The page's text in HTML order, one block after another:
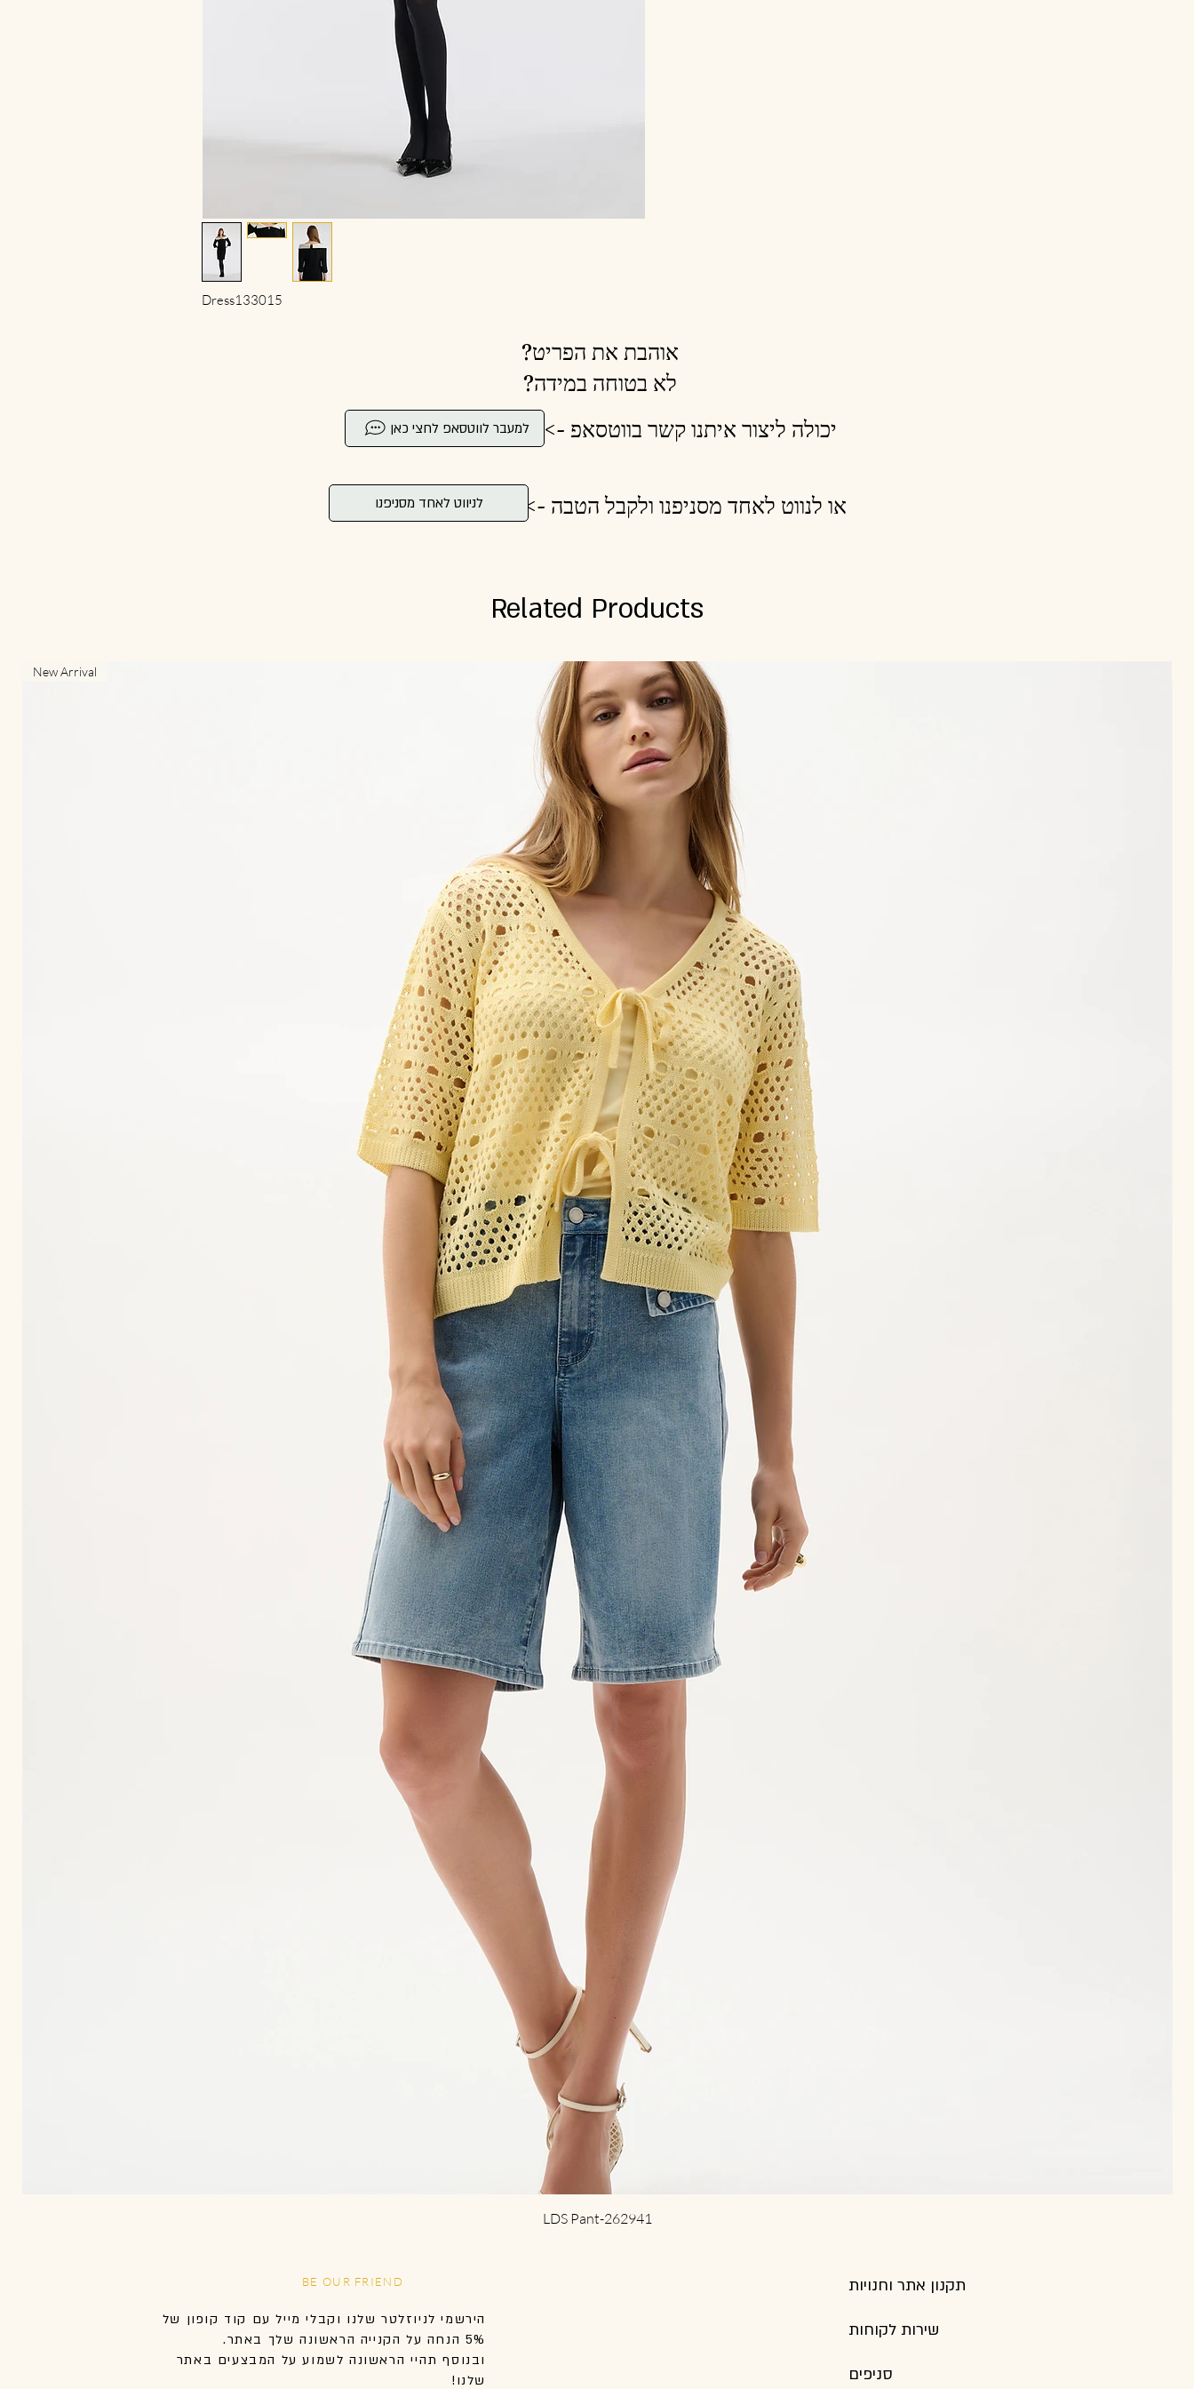
Dress133015
אוהבת את הפריט?
לא בטוחה במידה?
יכולה ליצור איתנו קשר בווטסאפ ->
למעבר לווטסאפ לחצי כאן
או לנווט לאחד מסניפנו ולקבל הטבה -> לניווט לאחד מסניפנו
Related Products
Quick View
New Arrival
LDS Pant-262941
BE OUR FRIEND
הירשמי לניוזלטר שלנו וקבלי מייל עם קוד קופון של
5% הנחה על הקנייה הראשונה שלך באתר.
ובנוסף תהיי הראשונה לשמוע על המבצעים באתר
שלנו!
תקנון אתר וחנויות
שירות לקוחות
סניפים